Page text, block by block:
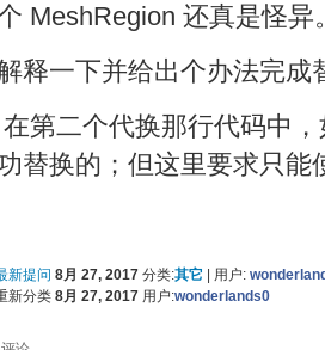
MeshRegion 还真是怪异
释一下并给出个办法完成
在第二个代换那行代码中
替换的；但这里要求只能
新提问 8月 27, 2017 分类:其它 用户:
新分类 8月 27, 2017 用户:wonderlands0